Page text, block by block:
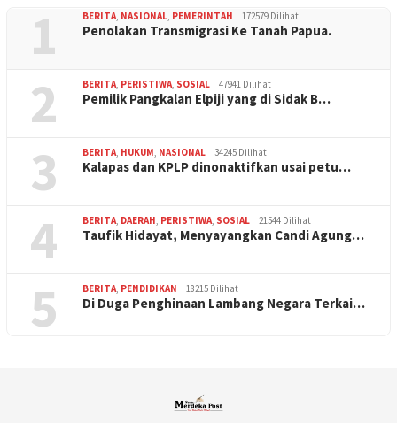
1 BERITA NASIONAL PEMERINTAH 172579 Dilihat
Penolakan Transmigrasi Ke Tanah Papua.
2 BERITA PERISTIWA SOSIAL 47941 Dilihat
Pemilik Pangkalan Elpiji yang di Sidak B…
3 BERITA HUKUM NASIONAL 34245 Dilihat
Kalapas dan KPLP dinonaktifkan usai petu…
4 BERITA DAERAH PERISTIWA SOSIAL 21544 Dilihat
Taufik Hidayat, Menyayangkan Candi Agung…
5 BERITA PENDIDIKAN 18215 Dilihat
Di Duga Penghinaan Lambang Negara Terkai…